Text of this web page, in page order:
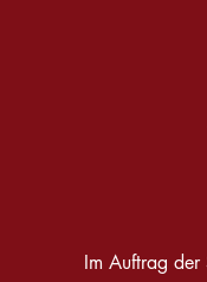
Im Auftrag der